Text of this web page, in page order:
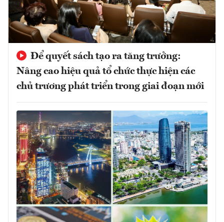
Để quyết sách tạo ra tăng trưởng:
Nâng cao hiệu quả tổ chức thực hiện các
chủ trương phát triển trong giai đoạn mới